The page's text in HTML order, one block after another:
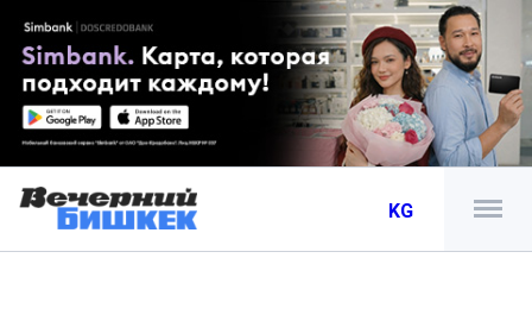
KG